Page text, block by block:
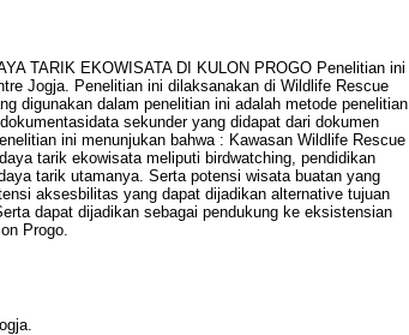
TARIK EKOWISATA DI KULON PROGO Penelitian ini
Jogja. Penelitian ini dilaksanakan di Wildlife Rescue
digunakan dalam penelitian ini adalah metode penelitian
sekunder yang didapat dari dokumen
ini menunjukan bahwa : Kawasan Wildlife Rescue
tarik ekowisata meliputi birdwatching, pendidikan
tarik utamanya. Serta potensi wisata buatan yang
aksesbilitas yang dapat dijadikan alternative tujuan
dapat dijadikan sebagai pendukung ke eksistensian
Progo.